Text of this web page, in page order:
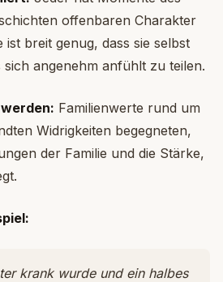
offenbaren Charakter
ist breit genug, dass sie selbst
angenehm anfühlt zu teilen.
Familienwerte rund um
Widrigkeiten begegneten,
der Familie und die Stärke,
krank wurde und ein halbes